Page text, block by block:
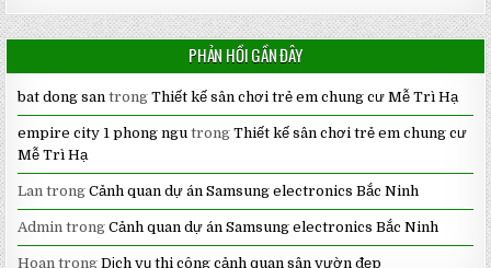
PHẢN HỒI GẦN ĐÂY
bat dong san trongThiết kế sân chơi trẻ em chung cư Mễ Trì Hạ
empire city 1 phong ngu trongThiết kế sân chơi trẻ em chung cư
Mễ Trì Hạ
Lan trongCảnh quan dự án Samsung electronics Bắc Ninh
Admin trongCảnh quan dự án Samsung electronics Bắc Ninh
Hoan trongDịch vụ thi công cảnh quan sân vườn đẹp